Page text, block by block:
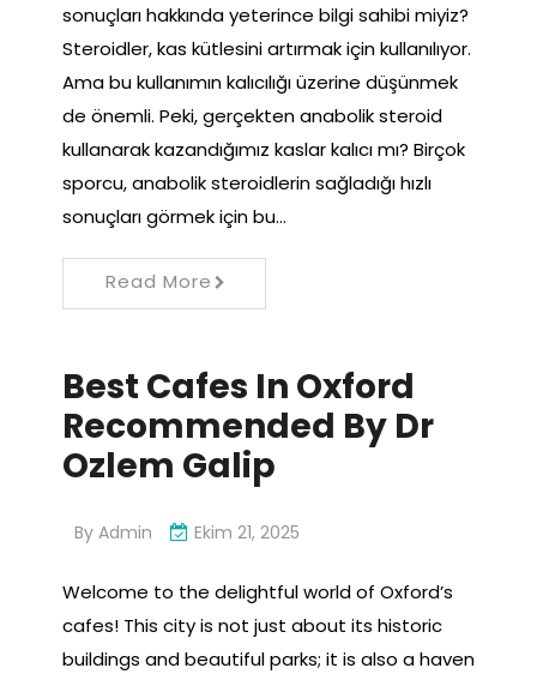
sonuçları hakkında yeterince bilgi sahibi miyiz?
Steroidler, kas kütlesini artırmak için kullanılıyor.
Ama bu kullanımın kalıcılığı üzerine düşünmek
de önemli. Peki, gerçekten anabolik steroid
kullanarak kazandığımız kaslar kalıcı mı? Birçok
sporcu, anabolik steroidlerin sağladığı hızlı
sonuçları görmek için bu…
Read More
Best Cafes In Oxford
Recommended By Dr
Ozlem Galip
By Admin Ekim 21, 2025
Welcome to the delightful world of Oxford’s
cafes! This city is not just about its historic
buildings and beautiful parks; it is also a haven